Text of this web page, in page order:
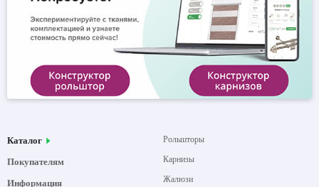
Каталог
Покупателям
Информация
Рольшторы
Карнизы
Жалюзи